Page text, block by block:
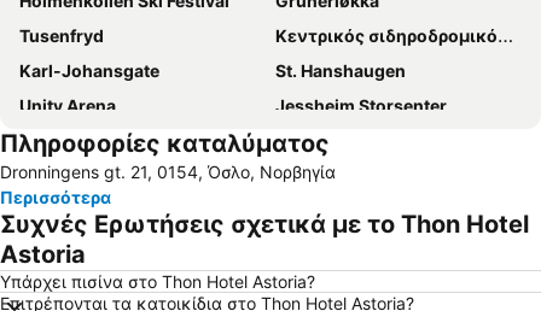
Tusenfryd
Κεντρικός σιδηροδρομικός σταθμός του Όσλο
Karl-Johansgate
St. Hanshaugen
Unity Arena
Jessheim Storsenter
Πληροφορίες καταλύματος
Dronningens gt. 21, 0154, Όσλο, Νορβηγία
Περισσότερα
Συχνές Ερωτήσεις σχετικά με το Thon Hotel
Astoria
Υπάρχει πισίνα στο Thon Hotel Astoria?
Επιτρέπονται τα κατοικίδια στο Thon Hotel Astoria?